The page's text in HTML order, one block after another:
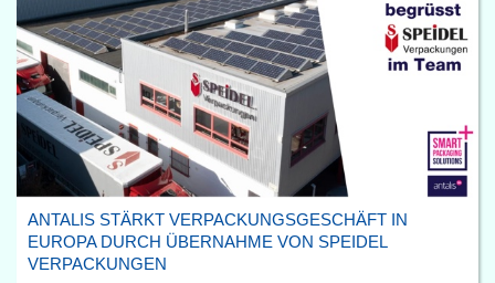
ANTALIS STÄRKT VERPACKUNGSGESCHÄFT IN
EUROPA DURCH ÜBERNAHME VON SPEIDEL
VERPACKUNGEN